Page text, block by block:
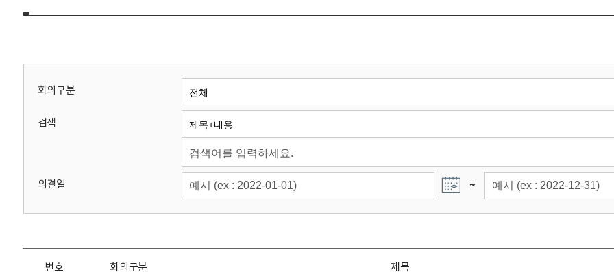
위
회
회의구분
검색
의결일 ~
번호 회의구분 제목